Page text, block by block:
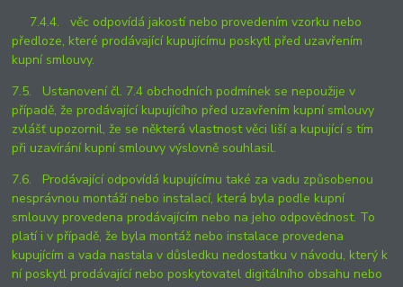
7.4.4. věc odpovídá jakostí nebo provedením vzorku nebo
předloze, které prodávající kupujícímu poskytl před uzavřením
kupní smlouvy.
7.5. Ustanovení čl. 7.4 obchodních podmínek se nepoužije v
případě, že prodávající kupujícího před uzavřením kupní smlouvy
zvlášť upozornil, že se některá vlastnost věci liší a kupující s tím
při uzavírání kupní smlouvy výslovně souhlasil.
7.6. Prodávající odpovídá kupujícímu také za vadu způsobenou
nesprávnou montáží nebo instalací, která byla podle kupní
smlouvy provedena prodávajícím nebo na jeho odpovědnost. To
platí i v případě, že byla montáž nebo instalace provedena
kupujícím a vada nastala v důsledku nedostatku v návodu, který k
ní poskytl prodávající nebo poskytovatel digitálního obsahu nebo